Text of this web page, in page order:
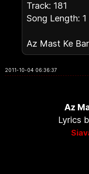
Track: 181
Song Length: 1
Az Mast Ke
2011-10-04 06:36:37
Az
Lyrics